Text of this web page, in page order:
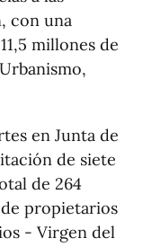
con una
millones de
en Junta de
de siete
de 264
propietarios
- Virgen del